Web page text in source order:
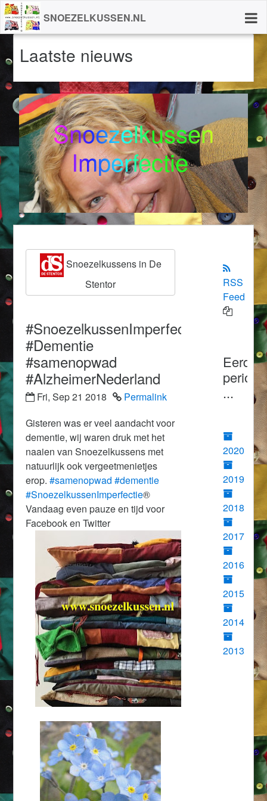
SNOEZELKUSSEN.NL
Laatste nieuws
Snoezelkussen
Imperfectie®
Snoezelkussens in De
Stentor
#SnoezelkussenImperfectie®
#Dementie
#samenopwad
#AlzheimerNederland
Fri, Sep 21 2018
Permalink
Gisteren was er veel aandacht voor
dementie, wij waren druk met het
naaien van Snoezelkussens met
natuurlijk ook vergeetmenietjes
erop.#samenopwad #dementie
#SnoezelkussenImperfectie®
Vandaag even pauze en tijd voor
Facebook en Twitter
RSS
Feed
...
2020
2019
2018
2017
2016
2015
2014
2013